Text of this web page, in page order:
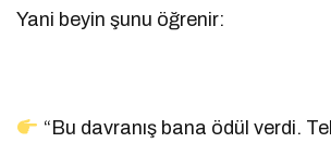
Yani beyin şunu öğrenir:
“Bu davranış bana ödül verdi.